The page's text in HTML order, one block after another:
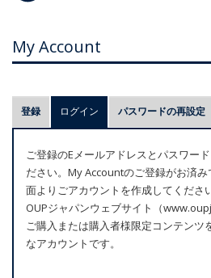
My Account
プ
ラ
マ
リ
ー
タ
ブ
登録 ログイン (アクティブなタブ)
パスワードの再設定
ご登録のEメールアドレスとパスワー
ださい。My Accountのご登録がお済
面よりごアカウントを作成してくださ
OUPジャパンウェブサイト（
ご購入または購入者様限定コンテンツ
なアカウントです。